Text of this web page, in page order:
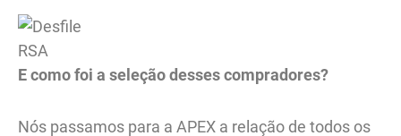
RSA
E como foi a seleção desses compradores?
Nós passamos para a APEX a relação de todos os